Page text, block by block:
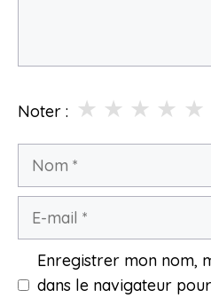
Noter : ★
★
★
★
★
Nom
Enregistrer mon nom,
dans le navigateur